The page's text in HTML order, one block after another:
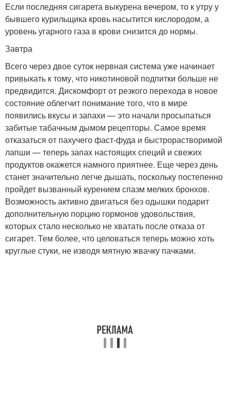
Если последняя сигарета выкурена вечером, то к утру у
бывшего курильщика кровь насытится кислородом, а
уровень угарного газа в крови снизится до нормы.
Завтра
Всего через двое суток нервная система уже начинает
привыкать к тому, что никотиновой подпитки больше не
предвидится. Дискомфорт от резкого перехода в новое
состояние облегчит понимание того, что в мире
появились вкусы и запахи — это начали просыпаться
забитые табачным дымом рецепторы. Самое время
отказаться от пахучего фаст-фуда и быстрорастворимой
лапши — теперь запах настоящих специй и свежих
продуктов окажется намного приятнее. Еще через день
станет значительно легче дышать, поскольку постепенно
пройдет вызванный курением спазм мелких бронхов.
Возможность активно двигаться без одышки подарит
дополнительную порцию гормонов удовольствия,
которых стало несколько не хватать после отказа от
сигарет. Тем более, что целоваться теперь можно хоть
круглые стуки, не изводя мятную жвачку пачками.